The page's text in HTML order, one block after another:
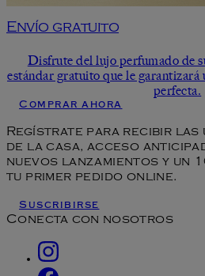
Envío gratuito
Disfrute del lujo perfumado de
estándar gratuito que le garantizará
perfecta.
Comprar ahora
Regístrate para recibir las
de la casa, acceso
nuevos lanzamientos y un
tu primer pedido online.
Suscribirse
Conecta con nosotros